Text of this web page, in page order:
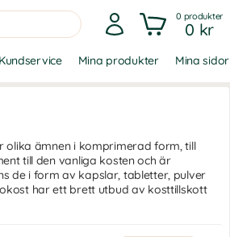
0 produkter
0 kr
Kundservice Mina produkter Mina sidor
olika ämnen i komprimerad form, till
till den vanliga kosten och är
de i form av kapslar, tabletter, pulver
har ett brett utbud av kosttillskott